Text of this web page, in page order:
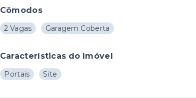
Cômodos
2 Vagas Garagem Coberta
Características do Imóvel
Portais Site